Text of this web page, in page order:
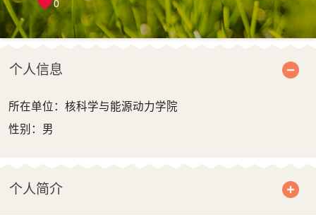
0
个人信息
所在单位：核科学与能源动力学院
性别：男
个人简介